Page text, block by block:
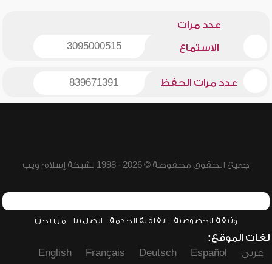
عدد مرات
الاستماع 3095000515
عدد مرات الحفظ 839671391
جميع الحقوق محفوظة © 2026 - 1998 لشبكة إسلام ويب
وثيقة الخصوصية اتفاقية الخدمة اتصل بنا من نحن
لغات الموقع:
عربي
Español
Deutsch
Français
English